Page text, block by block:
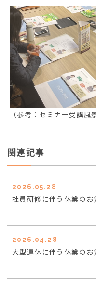
（参考：セミナー受講風
関連記事
2026.05.28
社員研修に伴う休業のお
2026.04.28
大型連休に伴う休業のお